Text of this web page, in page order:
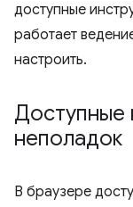
доступные
работает
настроить.
Доступные
неполадок
В браузере